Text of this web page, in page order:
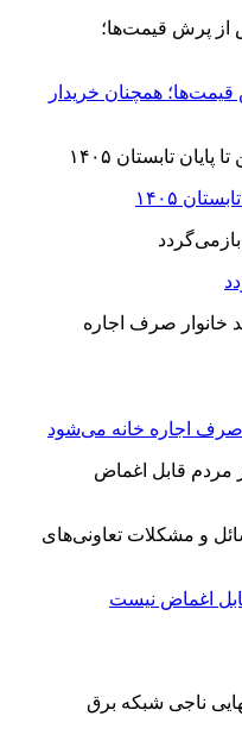
همچنان خریدار
۱۴۰۵
و مشکلات تعاونی‌های
اغماض نیست